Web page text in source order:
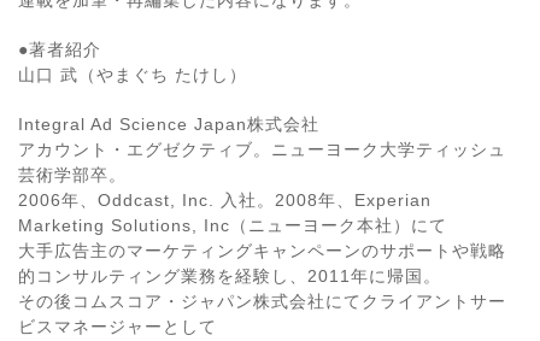
●著者紹介
山口 武（やまぐち たけし）
Integral Ad Science Japan株式会社
アカウント・エグゼクティブ。ニューヨーク大学ティッシュ
芸術学部卒。
2006年、Oddcast, Inc. 入社。2008年、Experian
Marketing Solutions, Inc（ニューヨーク本社）にて
大手広告主のマーケティングキャンペーンのサポートや戦略
的コンサルティング業務を経験し、2011年に帰国。
その後コムスコア・ジャパン株式会社にてクライアントサー
ビスマネージャーとして